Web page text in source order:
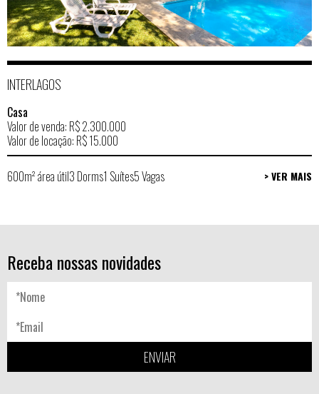
INTERLAGOS
Casa
Valor de venda: R$ 2.300.000
Valor de locação: R$ 15.000
600m² área útil3 Dorms1 Suítes5 Vagas > VER MAIS
Receba nossas novidades
ENVIAR